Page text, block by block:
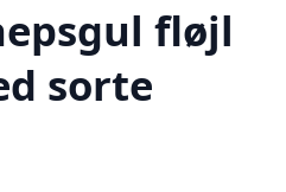
fløjl
sorte